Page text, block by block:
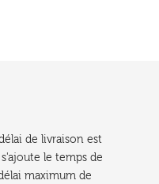
de livraison est
le temps de
maximum de